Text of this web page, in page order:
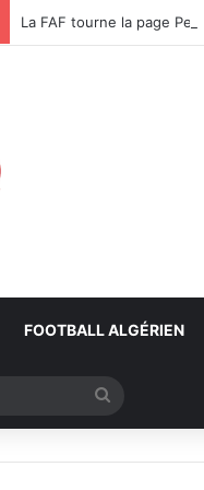
La FAF tourne la page
FOOTBALL ALGÉRIEN